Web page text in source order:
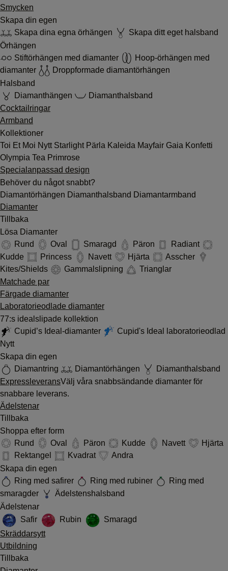
Smycken
Skapa din egen
Skapa dina egna örhängen
Skapa ditt eget halsband
Örhängen
Stiftörhängen med diamanter
Hoop-örhängen med
diamanter
Droppformade diamantörhängen
Halsband
Diamanthängen
Diamanthalsband
Cocktailringar
Armband
Kollektioner
Toi Et Moi NyttStarlight Pärla Kaleida Mayfair Gaia Konfetti
Olympia Tea Primrose
Specialanpassad design
Behöver du något snabbt?
Diamantörhängen Diamanthalsband Diamantarmband
Diamanter
Tillbaka
Lösa Diamanter
Rund
Oval Smaragd Päron
Radiant
Kudde
Princess Navett Hjärta
Asscher
Kites/Shields
Gammalslipning
Trianglar
Matchade par
Färgade diamanter
Laboratorieodlade diamanter
77:s idealslipade kollektion
Cupid’s Ideal-diamanter
Cupid's Ideal laboratorieodlad
Nytt
Skapa din egen
Diamantring
Diamantörhängen
Diamanthalsband
ExpressleveransVälj våra snabbsändande diamanter för
snabbare leverans.
Ädelstenar
Tillbaka
Shoppa efter form
Rund
Oval Päron Kudde Navett
Hjärta
Rektangel
Kvadrat
Andra
Skapa din egen
Ring med safirer
Ring med rubiner
Ring med
smaragder
Ädelstenshalsband
Ädelstenar
Safir
Rubin
Smaragd
Skräddarsytt
Utbildning
Tillbaka